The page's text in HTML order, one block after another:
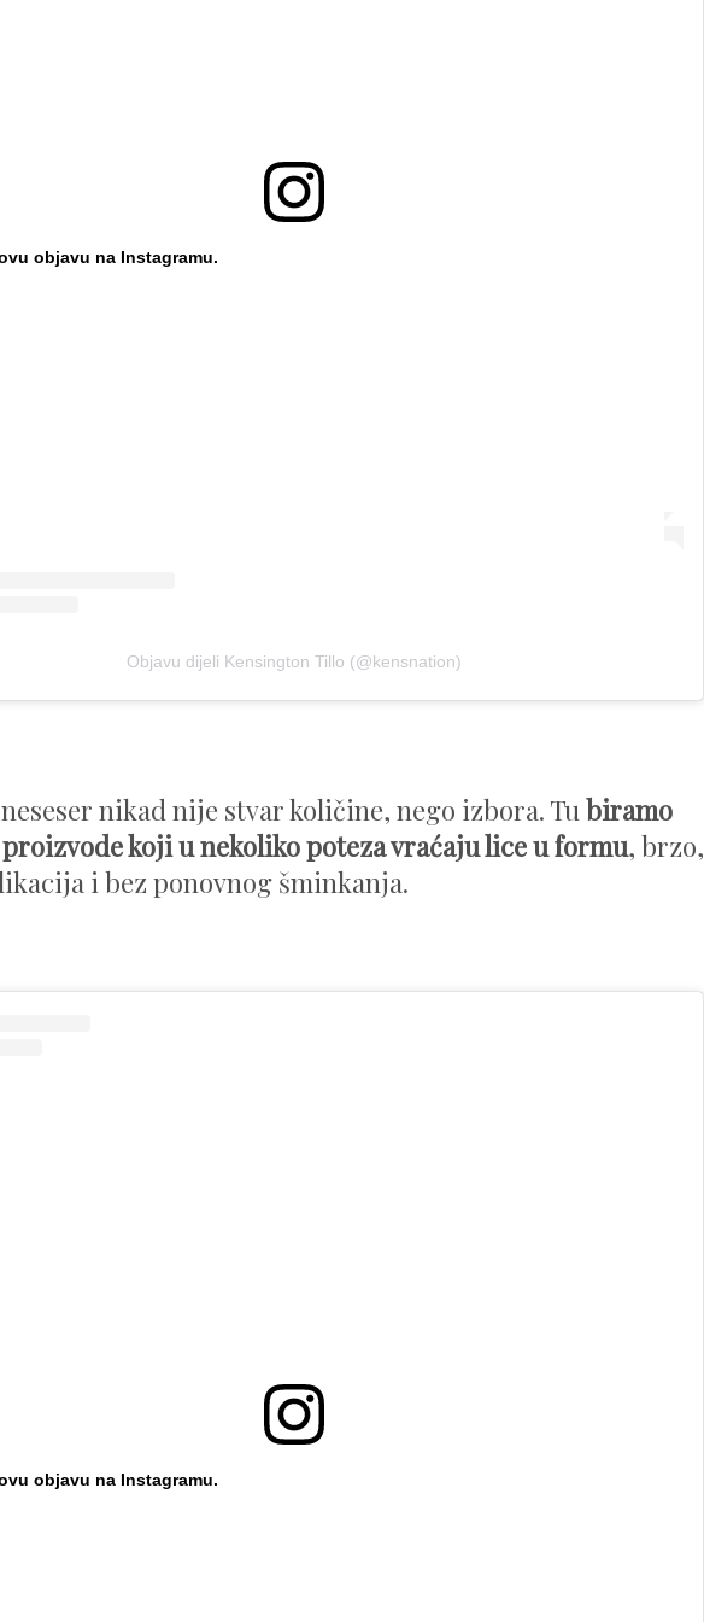
objavu na Instagramu.
Objavu dijeli Kensington Tillo (@kensnation)
nikad nije stvar količine, nego izbora. Tu biramo
proizvode koji u nekoliko poteza vraćaju lice u formu, brzo,
i bez ponovnog šminkanja.
objavu na Instagramu.